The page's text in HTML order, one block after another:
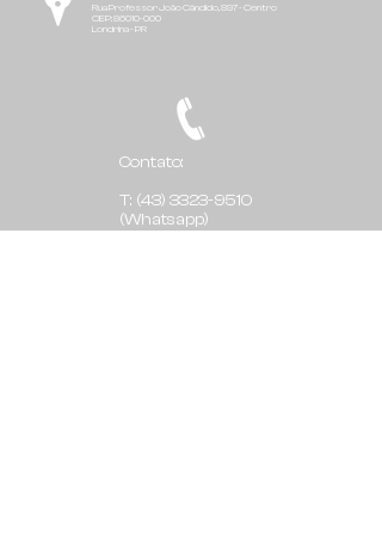
Rua Professor João Cândido, 897 - Centro
CEP:86010-000
Londrina - PR
Contato:
T: (43) 3323-9510
(Whatsapp)